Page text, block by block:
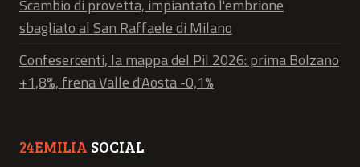
Scambio di provetta, impiantato l'embrione
sbagliato al San Raffaele di Milano
Confesercenti, la mappa del Pil 2026: prima Bolzano
+1,8%, frena Valle d'Aosta -0,1%
24EMILIA SOCIAL